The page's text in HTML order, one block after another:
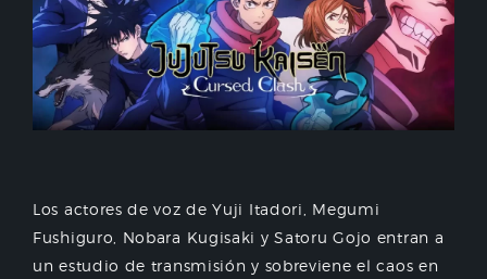
Los actores de voz de Yuji Itadori, Megumi
Fushiguro, Nobara Kugisaki y Satoru Gojo entran a
un estudio de transmisión y sobreviene el caos en